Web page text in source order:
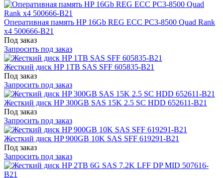
Оперативная память HP 16Gb REG ECC PC3-8500 Quad Rank
x4 500666-B21
Под заказ
Запросить под заказ
Жесткий диск HP 1TB SAS SFF 605835-B21
Под заказ
Запросить под заказ
Жесткий диск HP 300GB SAS 15K 2.5 SC HDD 652611-B21
Под заказ
Запросить под заказ
Жесткий диск HP 900GB 10K SAS SFF 619291-B21
Под заказ
Запросить под заказ